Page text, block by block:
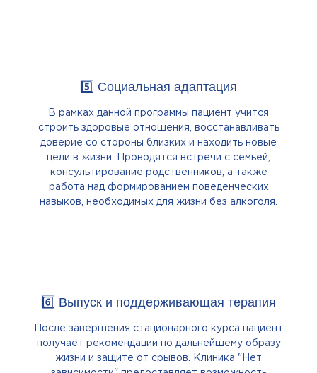
5️⃣ Социальная адаптация
В рамках данной программы пациент учится
строить здоровые отношения, восстанавливать
доверие со стороны близких и находить новые
цели в жизни. Проводятся встречи с семьёй,
консультирование родственников, а также
работа над формированием поведенческих
навыков, необходимых для жизни без алкоголя.
6️⃣ Выпуск и поддерживающая терапия
После завершения стационарного курса пациент
получает рекомендации по дальнейшему образу
жизни и защите от срывов. Клиника "Нет